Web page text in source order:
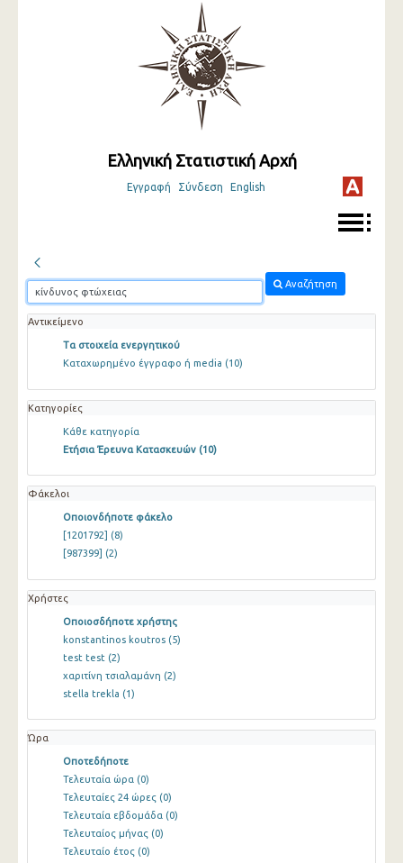
Ελληνική Στατιστική Αρχή
Εγγραφή Σύνδεση English
Αναζήτηση
Αντικείμενο
Τα στοιχεία ενεργητικού
Καταχωρημένο έγγραφο ή media (10)
Κατηγορίες
Κάθε κατηγορία
Ετήσια Έρευνα Κατασκευών (10)
Φάκελοι
Οποιονδήποτε φάκελο
[1201792]
(8)
[987399]
(2)
Χρήστες
Οποιοσδήποτε χρήστης
konstantinos koutros (5)
test test (2)
χαριτίνη τσιαλαμάνη (2)
stella trekla (1)
Ώρα
Οποτεδήποτε
Τελευταία ώρα (0)
Τελευταίες 24 ώρες (0)
Τελευταία εβδομάδα (0)
Τελευταίος μήνας (0)
Τελευταίο έτος (0)